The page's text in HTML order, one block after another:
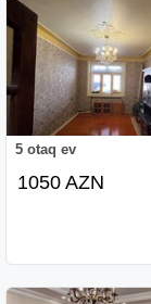
5 otaq ev
1050 AZN